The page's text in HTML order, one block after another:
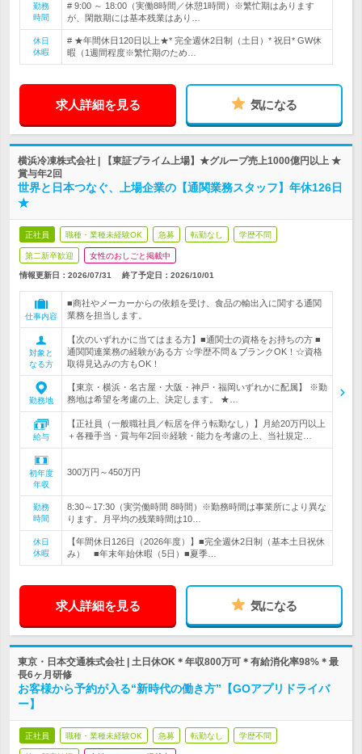
勤務
時間
# 9:00 ～ 18:00（実働8時間／休憩1時間）※繁忙期はあります
が、閑散期には基本残業はあり…
休日
休暇
# ★年間休日120日以上★* 完全週休2日制（土日）* 祝日* GW休
暇（1週間程度※繁忙期のため…
求人詳細を見る 気になる
横浜冷凍株式会社 | 【東証プライム上場】★グループ売上1000億円以上 ★
賞与年2回
世界と日本つなぐ、上場企業の【通関業務スタッフ】年休126日
★
正社員 職種・業種未経験OK 急募 転勤なし 学歴不問
第二新卒歓迎 女性のおしごと掲載中
情報更新日：2026/07/31 終了予定日： 2026/10/01
仕事内容
■商社やメーカーからの依頼を受け、食品の輸出入に関する通関
業務を担当します。
対象と
なる方
【次のいずれかに当てはまる方】■通関士の資格をお持ちの方 ■
通関関連業務の経験がある方 ☆学歴不問＆ブランクOK！☆資格
取得見込みの方もOK！
勤務地
【東京・横浜・名古屋・大阪・神戸・福岡いずれかに配属】 ※勤
務地は希望を考慮の上、決定します。 ★…
給与
【正社員（一般職社員／転居を伴う転勤なし）】月給20万円以上
＋各種手当・賞与年2回※経験・能力を考慮の上、当社規定…
初年度
年収
300万円～450万円
勤務
時間
8:30～17:30（実労働時間 8時間）※勤務時間は事業所により異な
ります。月平均の残業時間は10…
休日
休暇
【年間休日126日（2026年度）】■完全週休2日制（基本土日祝休
み） ■年末年始休暇（5日）■夏季…
求人詳細を見る 気になる
東京・日本交通株式会社 | 土日休OK＊年収800万可＊有給消化率98%＊最
長6ヶ月研修
お客様から予約が入る“新時代の働き方”【GOアプリドライバ
ー】
正社員 職種・業種未経験OK 急募 転勤なし 学歴不問